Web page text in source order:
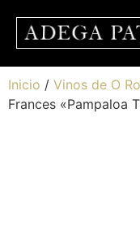
Inicio / Vinos de O
Frances «Pampaloa